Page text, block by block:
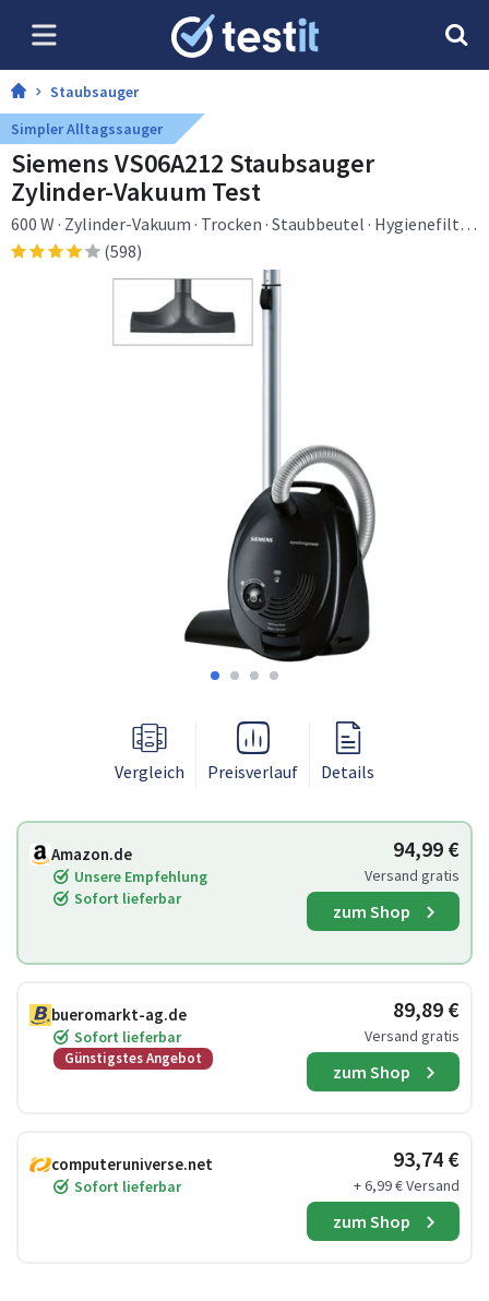
Staubsauger
Simpler Alltagssauger
Siemens VS06A212 Staubsauger
Zylinder-Vakuum Test
600 W · Zylinder-Vakuum · Trocken · Staubbeutel · Hygienefilter
· Filterung
(598)
Vergleich Preisverlauf Details
Amazon.de
Unsere Empfehlung
Sofort lieferbar
94,99 €
Versand gratis
zum Shop
bueromarkt-ag.de
Sofort lieferbar
Günstigstes Angebot
89,89 €
Versand gratis
zum Shop
computeruniverse.net
Sofort lieferbar
93,74 €
+ 6,99 € Versand
zum Shop